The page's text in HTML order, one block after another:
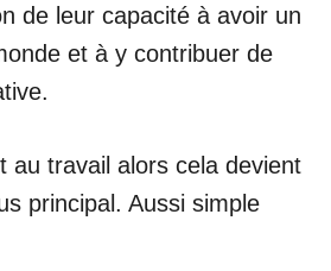
de leur capacité à avoir un
et à y contribuer de
au travail alors cela devient
principal. Aussi simple